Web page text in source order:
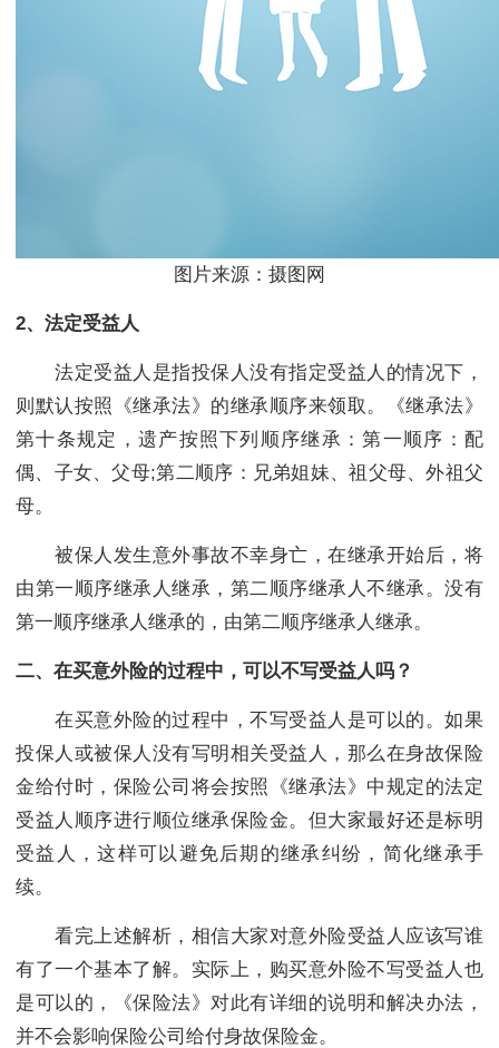
图片来源：摄图网
2、法定受益人
法定受益人是指投保人没有指定受益人的情况下，
则默认按照《继承法》的继承顺序来领取。《继承法》
第十条规定，遗产按照下列顺序继承：第一顺序：配
偶、子女、父母;第二顺序：兄弟姐妹、祖父母、外祖父
母。
被保人发生意外事故不幸身亡，在继承开始后，将
由第一顺序继承人继承，第二顺序继承人不继承。没有
第一顺序继承人继承的，由第二顺序继承人继承。
二、在买意外险的过程中，可以不写受益人吗？
在买意外险的过程中，不写受益人是可以的。如果
投保人或被保人没有写明相关受益人，那么在身故保险
金给付时，保险公司将会按照《继承法》中规定的法定
受益人顺序进行顺位继承保险金。但大家最好还是标明
受益人，这样可以避免后期的继承纠纷，简化继承手
续。
看完上述解析，相信大家对意外险受益人应该写谁
有了一个基本了解。实际上，购买意外险不写受益人也
是可以的，《保险法》对此有详细的说明和解决办法，
并不会影响保险公司给付身故保险金。